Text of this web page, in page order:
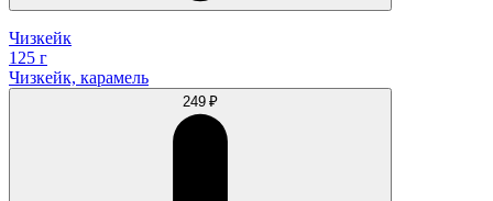
Чизкейк
125 г
Чизкейк, карамель
249 ₽